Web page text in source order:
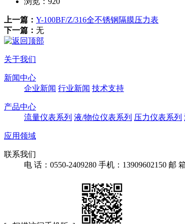
上一篇： Y-100BF/Z/316全不锈钢隔膜压力表
下一篇： 无
关于我们
新闻中心
企业新闻 行业新闻 技术支持
产品中心
流量仪表系列 液/物位仪表系列 压力仪表系列
应用领域
联系我们
电 话：0550-2409280 手机：13909602150 邮